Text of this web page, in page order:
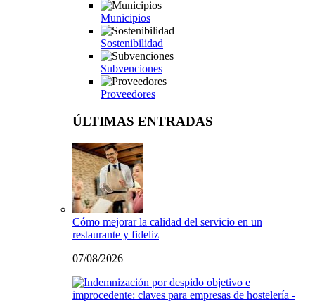
Municipios
Sostenibilidad
Subvenciones
Proveedores
ÚLTIMAS ENTRADAS
Cómo mejorar la calidad del servicio en un
restaurante y fideliz
07/08/2026